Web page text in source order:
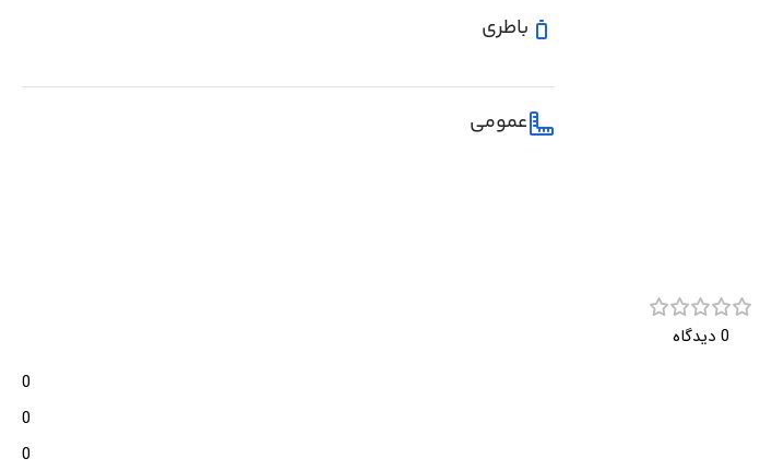
باطری
عمومی
0 دیدگاه
0
0
0